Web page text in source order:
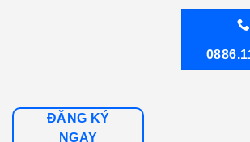
ĐĂNG KÝ
NGAY